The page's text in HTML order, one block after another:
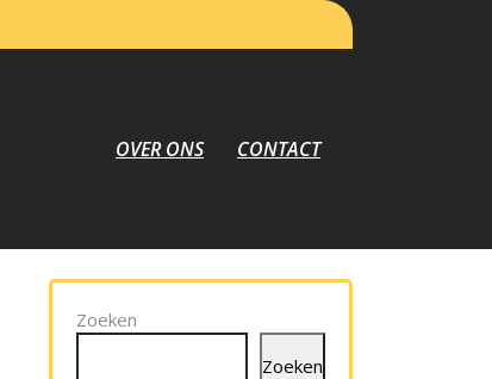
OVER ONS CONTACT
Zoeken
Zoeken